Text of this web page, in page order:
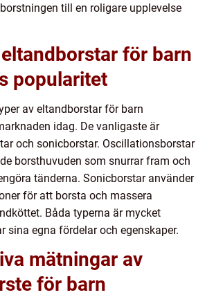
till en roligare upplevelse
för barn
popularitet
av eltandborstar för barn
idag. De vanligaste är
och sonicborstar. Oscillationsborstar
borsthuvuden som snurrar fram och
tänderna. Sonicborstar använder
för att borsta och massera
Båda typerna är mycket
sina egna fördelar och egenskaper.
mätningar av
för barn